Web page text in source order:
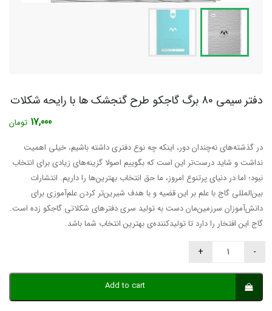
دفتر سیمی 80 برگ گاجکو طرح گنجشک ها با رایحه شکلات
17,000 تومان
در گذشته‌های نه‌چندان دور، اینکه چه نوع دفتری داشته باشیم، خیلی اهمیت
نداشت و شاید درست‌تر این است که بگوییم اصولا گزینه‌های زیادی برای انتخاب
نبود؛ اما در دنیای پرتنوع امروز، ما حق انتخاب بهترین‌ها را داریم. انتشارات
بین‌المللی گاج با علم بر این قضیه و با هدف شیرین‌تر کردن علم‌آموزی برای
دانش‌آموزان سرزمین‌مان دست به تولید سری دفترهای شکلاتی گاجکو زده است.
گاج این افتخار را دارد تا تولید‌کننده‌ی بهترین انتخاب شما باشد.
Add to cart